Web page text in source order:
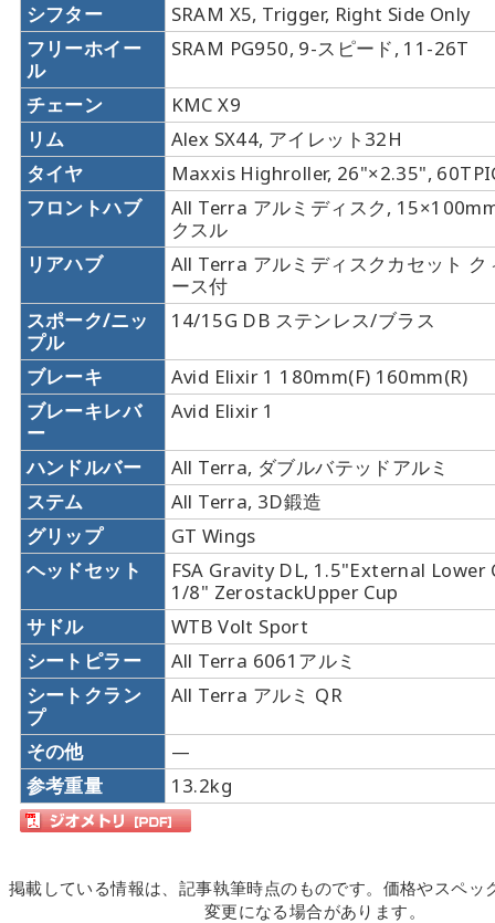
シフター
SRAM X5, Trigger, Right Side Only
フリーホイー
ル
SRAM PG950, 9-スピード, 11-26T
チェーン
KMC X9
リム
Alex SX44, アイレット32H
タイヤ
Maxxis Highroller, 26"×2.35",
フロントハブ
All Terra アルミディスク,
クスル
リアハブ
All Terra アルミディスクカセット ク
ース付
スポーク/ニッ
プル
14/15G DB ステンレス/ブラス
ブレーキ
Avid Elixir 1 180mm(F) 160mm(R)
ブレーキレバ
ー
Avid Elixir 1
ハンドルバー
All Terra, ダブルバテッドアルミ
ステム
All Terra, 3D鍛造
グリップ
GT Wings
ヘッドセット
FSA Gravity DL, 1.5"External Lower
1/8" ZerostackUpper Cup
サドル
WTB Volt Sport
シートピラー
All Terra 6061アルミ
シートクラン
プ
All Terra アルミ QR
その他
—
参考重量
13.2kg
掲載している情報は、記事執筆時点のものです。価格やスペッ
変更になる場合があります。